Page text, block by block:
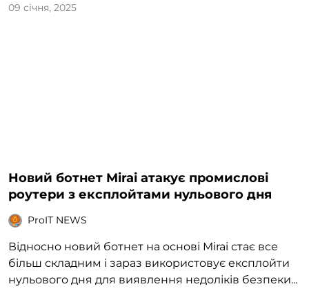
09 січня, 2025
Новий ботнет Mirai атакує промислові
роутери з експлойтами нульового дня
ProIT NEWS
Відносно новий ботнет на основі Mirai стає все
більш складним і зараз використовує експлойти
нульового дня для виявлення недоліків безпеки...